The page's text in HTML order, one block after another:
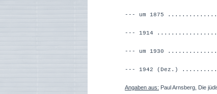
--- um 1875
--- 1914
--- um 1930
--- 1942 (Dez.)
Angaben aus: Paul Arnsberg, Die